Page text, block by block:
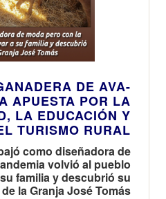
DE AVA-
APUESTA POR LA
LA EDUCACIÓN Y
TURISMO RURAL
como diseñadora de
volvió al pueblo
familia y descubrió su
la Granja José Tomás